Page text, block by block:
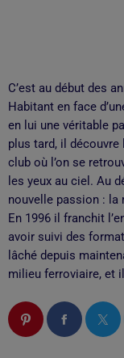
C’est au début des
Habitant en face
en lui une véritable
plus tard, il découvre
club où l’on se
les yeux au ciel. Au
nouvelle passion : la
En 1996 il franchit
avoir suivi des
lâché depuis
milieu ferroviaire, et